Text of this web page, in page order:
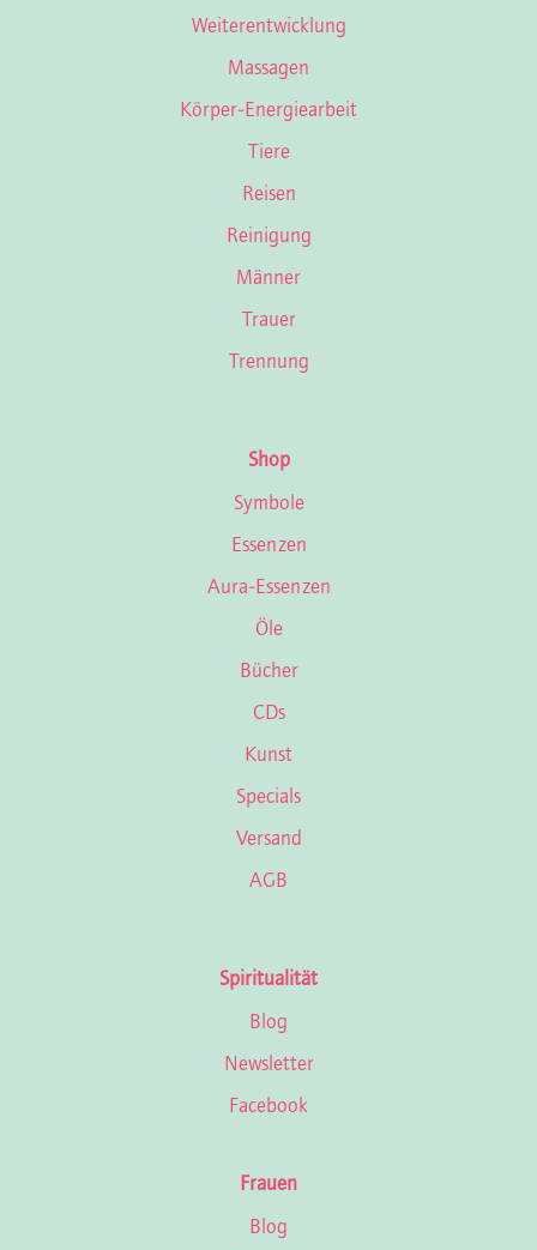
Weiterentwicklung
Massagen
Körper-Energiearbeit
Tiere
Reisen
Reinigung
Männer
Trauer
Trennung
Shop
Symbole
Essenzen
Aura-Essenzen
Öle
Bücher
CDs
Kunst
Specials
Versand
AGB
Spiritualität
Blog
Newsletter
Facebook
Frauen
Blog